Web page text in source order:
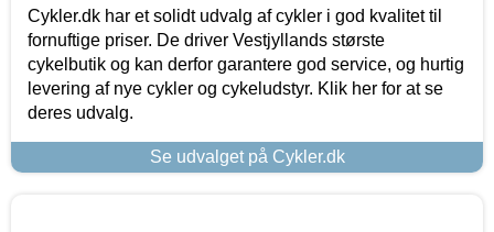
Cykler.dk har et solidt udvalg af cykler i god kvalitet til
fornuftige priser. De driver Vestjyllands største
cykelbutik og kan derfor garantere god service, og hurtig
levering af nye cykler og cykeludstyr. Klik her for at se
deres udvalg.
Se udvalget på Cykler.dk